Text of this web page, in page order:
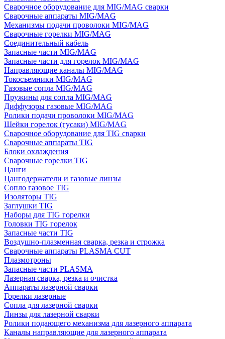
Сварочное оборудование для MIG/MAG сварки
Сварочные аппараты MIG/MAG
Механизмы подачи проволоки MIG/MAG
Сварочные горелки MIG/MAG
Соединительный кабель
Запасные части MIG/MAG
Запасные части для горелок MIG/MAG
Направляющие каналы MIG/MAG
Токосъемники MIG/MAG
Газовые сопла MIG/MAG
Пружины для сопла MIG/MAG
Диффузоры газовые MIG/MAG
Ролики подачи проволоки MIG/MAG
Шейки горелок (гусаки) MIG/MAG
Сварочное оборудование для TIG сварки
Сварочные аппараты TIG
Блоки охлаждения
Сварочные горелки TIG
Цанги
Цангодержатели и газовые линзы
Сопло газовое TIG
Изоляторы TIG
Заглушки TIG
Наборы для TIG горелки
Головки TIG горелок
Запасные части TIG
Воздушно-плазменная сварка, резка и строжка
Сварочные аппараты PLASMA CUT
Плазмотроны
Запасные части PLASMA
Лазерная сварка, резка и очистка
Аппараты лазерной сварки
Горелки лазерные
Сопла для лазерной сварки
Линзы для лазерной сварки
Ролики подающего механизма для лазерного аппарата
Каналы направляющие для лазерного аппарата